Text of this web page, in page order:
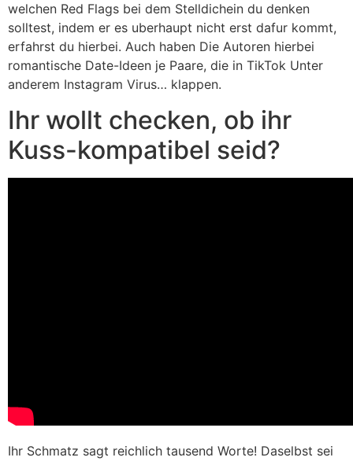
welchen Red Flags bei dem Stelldichein du denken
solltest, indem er es uberhaupt nicht erst dafur kommt,
erfahrst du hierbei. Auch haben Die Autoren hierbei
romantische Date-Ideen je Paare, die in TikTok Unter
anderem Instagram Virus… klappen.
Ihr wollt checken, ob ihr
Kuss-kompatibel seid?
Ihr Schmatz sagt reichlich tausend Worte! Daselbst sei